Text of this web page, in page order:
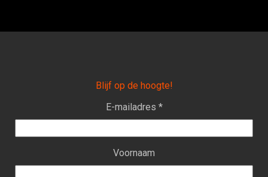
Blijf op de hoogte!
E-mailadres *
Voornaam